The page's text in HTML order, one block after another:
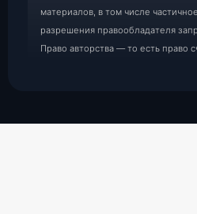
материалов, в том числе
разрешения правообладателя
Право авторства — то есть право